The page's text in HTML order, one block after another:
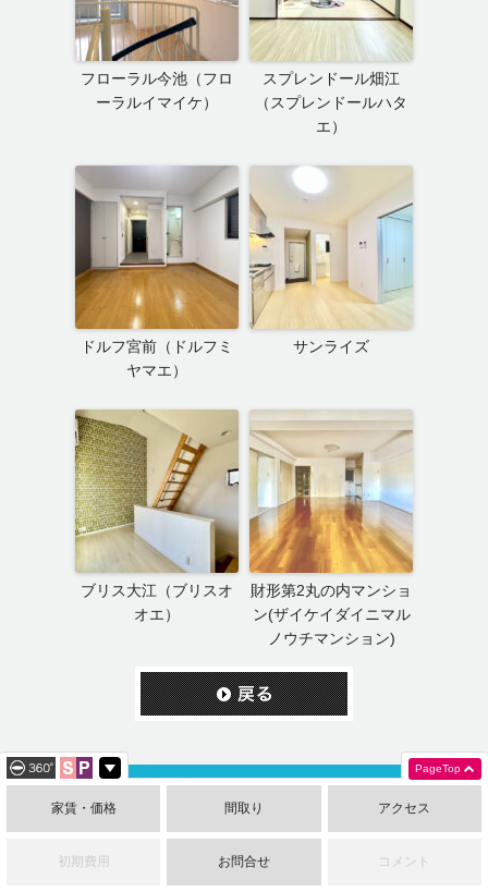
フローラル今池（フロ
ーラルイマイケ）
スプレンドール畑江
（スプレンドールハタ
エ）
ドルフ宮前（ドルフミ
ヤマエ）
サンライズ
ブリス大江（ブリスオ
オエ）
財形第2丸の内マンショ
ン(ザイケイダイニマル
ノウチマンション)
賃貸オーナー・管理会社さまへ
資産運用の常識を変える－テナント賃貸という新しい選択肢
アパート建築をお考えの方へ
家賃・価格 間取り アクセス
初期費用 お問合せ コメント
PageTop